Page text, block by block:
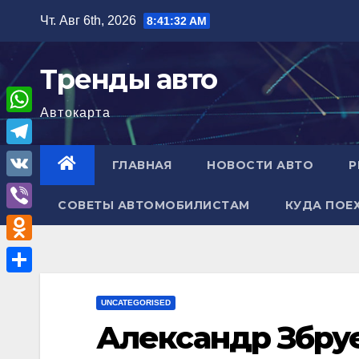
содержимому
Чт. Авг 6th, 2026 8:41:33 AM
Тренды авто
Автокарта
ГЛАВНАЯ НОВОСТИ АВТО
СОВЕТЫ АВТОМОБИЛИСТАМ КУДА
UNCATEGORISED
Александр
W
h
a
A
T
e
l
e
g
V
K
V
i
b
O